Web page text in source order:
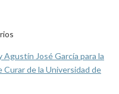
José García para la
Curar de la Universidad de